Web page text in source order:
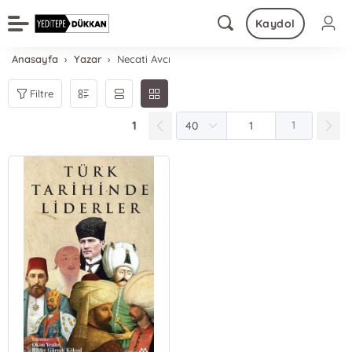
Kaydol
Anasayfa Yazar Necati Avcı
Filtre
1 1